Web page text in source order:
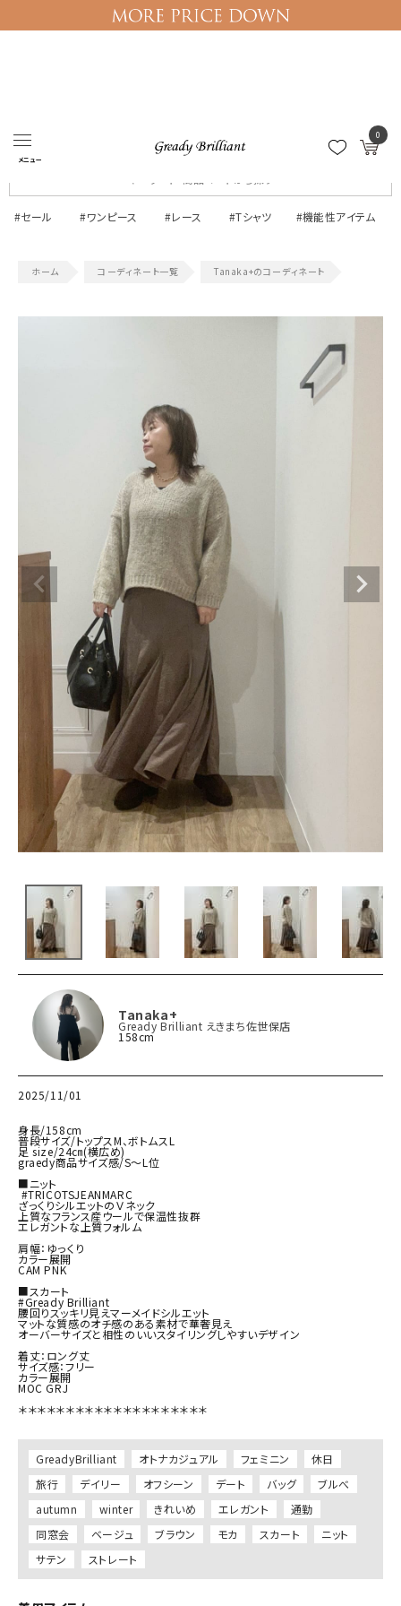
メニュー
0
マイページ
#セール #ワンピース #レース #Tシャツ #機能性アイテム
コーディネート一覧 Tanaka+のコーディネート
Tanaka+
Gready Brilliant えきまち佐世保店
158cm
2025/11/01
身長/158cm
普段サイズ/トップスM、ボトムスL
足 size/24㎝(横広め)
graedy商品サイズ感/S〜L位
■ニット
ざっくりシルエットのＶネック
上質なフランス産ウールで保温性抜群
エレガントな上質フォルム
肩幅：ゆっくり
カラー展開
CAM PNK
■スカート
#Gready Brilliant
腰回りスッキリ見えマーメイドシルエット
マットな質感のオチ感のある素材で華奢見え
オーバーサイズと相性のいいスタイリングしやすいデザイン
着丈：ロング丈
サイズ感：フリー
カラー展開
MOC GRJ
＊＊＊＊＊＊＊＊＊＊＊＊＊＊＊＊＊＊＊＊
GreadyBrilliant オトナカジュアル フェミニン
休日
旅行
デイリー オフシーン デート バッグ
ブルべ
autumn
winter きれいめ エレガント
通勤
同窓会
ベージュ ブラウン モカ スカート
ニット
サテン
ストレート